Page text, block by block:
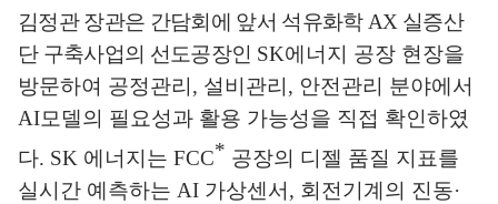
김정관 장관은 간담회에 앞서 석유화학AX 실증산
단 구축사업의 선도공장인 SK에너지 공장 현장을
방문하여 공정관리 , 설비관리 , 안전관리 분야에서
AI모델의 필요성과 활용 가능성을 직접 확인하였
다. SK 에너지는 FCC* 공장의 디젤 품질 지표를
실시간 예측하는 AI 가상센서 , 회전기계의 진동·